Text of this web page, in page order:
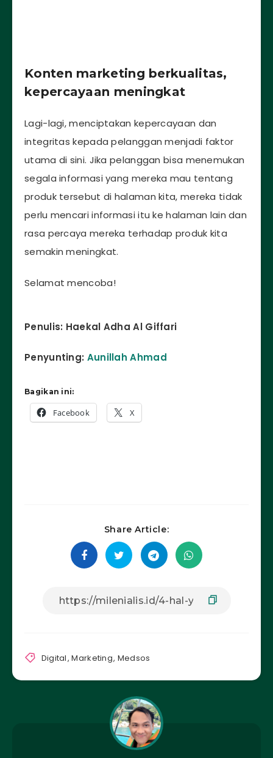
Konten marketing berkualitas,
kepercayaan meningkat
Lagi-lagi, menciptakan kepercayaan dan
integritas kepada pelanggan menjadi faktor
utama di sini. Jika pelanggan bisa menemukan
segala informasi yang mereka mau tentang
produk tersebut di halaman kita, mereka tidak
perlu mencari informasi itu ke halaman lain dan
rasa percaya mereka terhadap produk kita
semakin meningkat.
Selamat mencoba!
Penulis: Haekal Adha Al Giffari
Penyunting: Aunillah Ahmad
Bagikan ini:
Facebook X
Share Article:
Digital,Marketing, Medsos